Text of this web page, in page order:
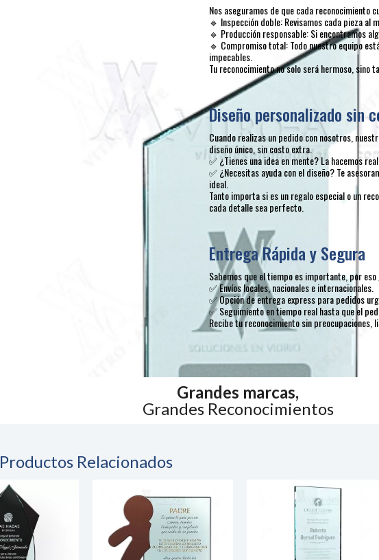
Nos aseguramos de que cada reconocimiento
🔹 Inspección doble: Revisamos cada pieza al
🔹 Producción responsable: Si encontramos
🔹 Compromiso total: Todo nuestro equipo
impecables.
Tu reconocimiento no solo será hermoso, sino
Diseño personalizado sin
Cuando realizas un pedido con nosotros,
diseño único, sin costo extra.
✅ ¿Tienes una idea en mente? La hacemos
✅ ¿Necesitas ayuda con el diseño? Te
ideal.
Tanto importa si es un regalo especial o un
cada detalle sea perfecto.
Entrega Rápida y Segura
Sabemos que el tiempo es importante, por
✅ Envíos locales, nacionales e internacionales.
✅ Opción de entrega express para pedidos
✅ Seguimiento en tiempo real hasta que el
Recibe tu reconocimiento sin preocupaciones,
Grandes marcas,
Grandes Reconocimientos
Productos Relacionados